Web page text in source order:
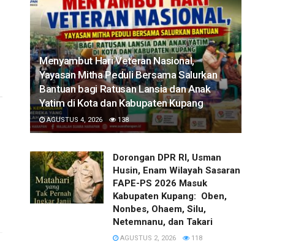
​Menyambut Hari Veteran Nasional,
Yayasan Mitha Peduli Bersama Salurkan
Bantuan bagi Ratusan Lansia dan Anak
Yatim di Kota dan Kabupaten Kupang
AGUSTUS 4, 2026 138
Dorongan DPR RI, Usman
Husin, Enam Wilayah Sasaran
FAPE-PS 2026 Masuk
Kabupaten Kupang: Oben,
Nonbes, Ohaem, Silu,
Netemnanu, dan Takari
AGUSTUS 2, 2026 118